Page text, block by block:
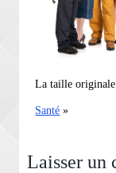
La taille
Santé »
Laisser un